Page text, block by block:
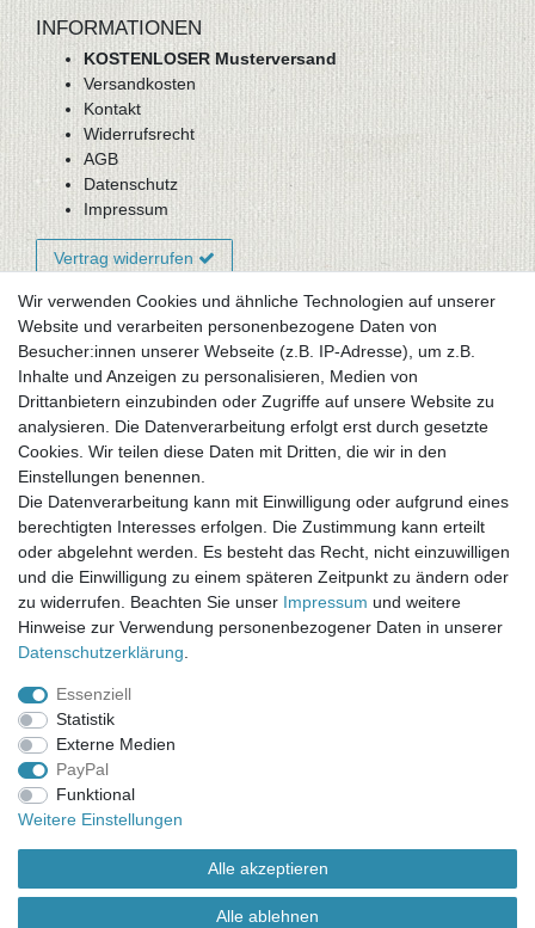
INFORMATIONEN
KOSTENLOSER Musterversand
Versandkosten
Kontakt
Widerrufsrecht
AGB
Datenschutz
Impressum
Vertrag widerrufen
Newsletter-Anmeldung
FAQ / Fragen
Mein Warenkorb
Mein Merkzettel
Mein Konto
UNSER LADENGESCHÄFT
Gottlieb-Daimler-Str. 10
33334 Gütersloh
ÖFFNUNGSZEITEN
Montag - Dienstag: 8.00 - 18.00 Uhr, Mittwoch Ruhetag,
Donnerstag: 8.00 - 18.00 Uhr, Freitag 8.00 - 14.00 Uhr
KUNDENSERVICE
Telefon: (05241) 403 22 38
E-Mail: info@stoffamstueck.de
Alle Preise inklusive gesetzlicher Mehrwertsteuer und
zuzüglichVersandkosten. * Pflichtfeld
Wir verwenden Cookies und ähnliche Technologien auf unserer
Website und verarbeiten personenbezogene Daten von
Besucher:innen unserer Webseite (z.B. IP-Adresse), um z.B.
Inhalte und Anzeigen zu personalisieren, Medien von
Drittanbietern einzubinden oder Zugriffe auf unsere Website zu
analysieren. Die Datenverarbeitung erfolgt erst durch gesetzte
Cookies. Wir teilen diese Daten mit Dritten, die wir in den
Einstellungen benennen.
Die Datenverarbeitung kann mit Einwilligung oder aufgrund eines
berechtigten Interesses erfolgen. Die Zustimmung kann erteilt
oder abgelehnt werden. Es besteht das Recht, nicht einzuwilligen
und die Einwilligung zu einem späteren Zeitpunkt zu ändern oder
zu widerrufen. Beachten Sie unser Impressum und weitere
Hinweise zur Verwendung personenbezogener Daten in unserer
Daten­schutz­erklärung
Essenziell
Statistik
Externe Medien
PayPal
Funktional
Weitere Einstellungen
Alle akzeptieren
Alle ablehnen